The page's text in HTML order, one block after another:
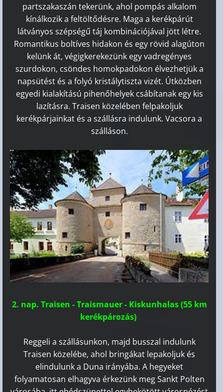
partszakaszán tekerünk, ahol pompás alkalom
kínálkozik a feltöltődésre. Maga a kerékpárút
látványos szépségű táj kombinációjával jött létre.
Romantikus boltíves hidakon és egy rövid alagúton
kelünk át, végigkerekezünk egy vadregényes
szurdokon, csöndes homokpadokon élvezhetjük a
napsütést és a folyó kristálytiszta vizét. Útközben
egyedi kialakítású pihenőhelyek csábítanak egy kis
lazításra. Traisen közelében felpakoljuk
kerékpárjainkat és a szállásra indulunk. Vacsora a
szálláson.
2. nap. Traisen - Traismauer - Kiskunhalas (55 km
kerékpározás)
Reggeli a szállásunkon, majd busszal indulunk
Traisen közelébe, ahol bringákat lepakoljuk és
elindulunk a Duna irányába. A hegyeket
folyamatosan elhagyva érkezünk meg Sankt Polten